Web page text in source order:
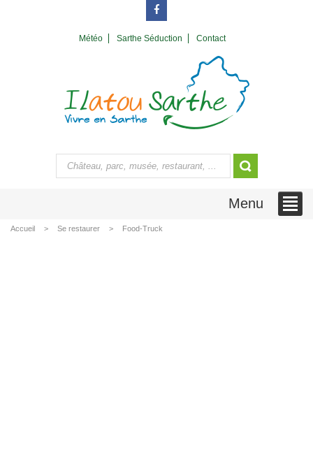
Météo Sarthe Séduction Contact
Menu
Accueil Se restaurer Food-Truck